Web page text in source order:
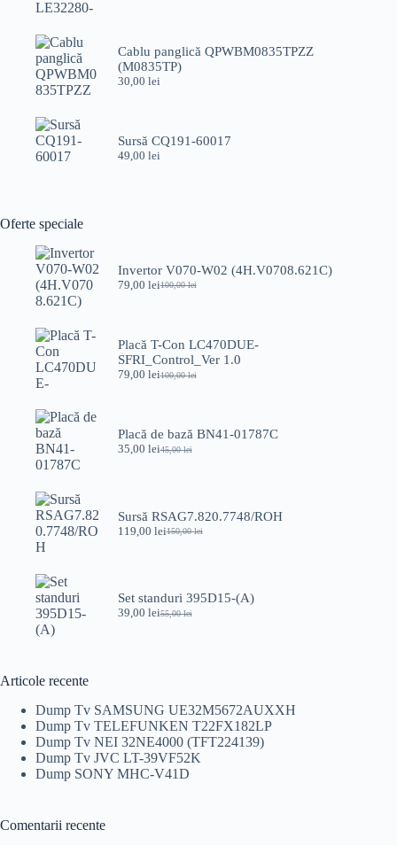
Cablu panglică QPWBM0835TPZZ
(M0835TP)
30,00 lei
Sursă CQ191-60017
49,00 lei
Oferte speciale
Invertor V070-W02 (4H.V0708.621C)
100,00lei
Prețul
100,00 lei.
79,00 leiPrețul
Placă T-Con LC470DUE-
SFRI_Control_Ver 1.0
100,00lei
Prețul
100,00 lei.
79,00 leiPrețul
Placă de bază BN41-01787C
45,00lei
Prețul
45,00 lei.
35,00 leiPrețul
Sursă RSAG7.820.7748/ROH
150,00lei
Prețul
150,00 lei.
119,00 leiPrețul
Set standuri 395D15-(A)
55,00lei
Prețul
39,00 leiPrețul
Articole recente
Dump Tv SAMSUNG UE32M5672AUXXH
Dump Tv TELEFUNKEN T22FX182LP
Dump Tv NEI 32NE4000 (TFT224139)
Dump Tv JVC LT-39VF52K
Dump SONY MHC-V41D
Comentarii recente